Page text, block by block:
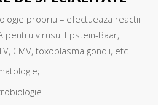
propriu – efectueaza reactii
pentru virusul Epstein-Baar,
CMV, toxoplasma gondii, etc